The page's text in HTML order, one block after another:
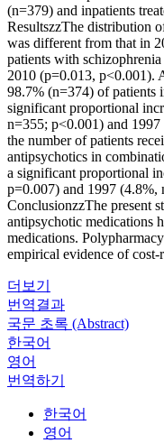
(n=379) and inpatients
ResultszzThe distribution
was different from that in
patients with
2010 (p=0.013, p<0.001).
98.7% (n=374) of patients
significant proportional
n=355; p<0.001) and
the number of patients
antipsychotics in
a significant proportional
p=0.007) and 1997 (4.8%,
ConclusionzzThe present
antipsychotic medications
medications.
empirical evidence of
더보기
번역결과
국문 초록 (Abstract)
한국어
영어
번역하기
한국어
영어